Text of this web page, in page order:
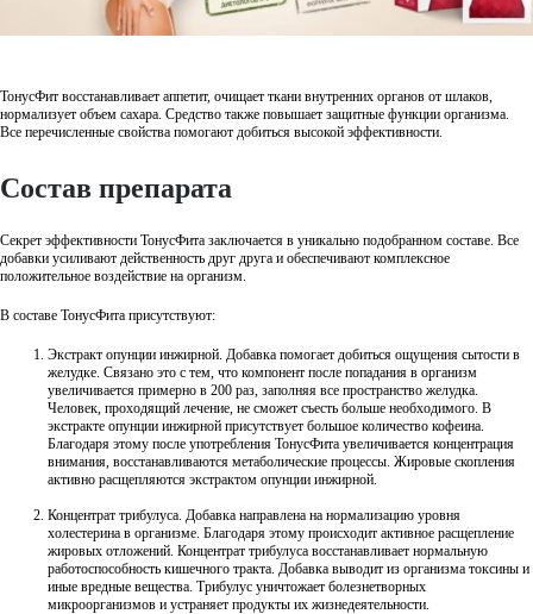
ТонусФит восстанавливает аппетит, очищает ткани внутренних органов от шлаков,
нормализует объем сахара. Средство также повышает защитные функции организма.
Все перечисленные свойства помогают добиться высокой эффективности.
Состав препарата
Секрет эффективности ТонусФита заключается в уникально подобранном составе. Все
добавки усиливают действенность друг друга и обеспечивают комплексное
положительное воздействие на организм.
В составе ТонусФита присутствуют:
Экстракт опунции инжирной. Добавка помогает добиться ощущения сытости в
желудке. Связано это с тем, что компонент после попадания в организм
увеличивается примерно в 200 раз, заполняя все пространство желудка.
Человек, проходящий лечение, не сможет съесть больше необходимого. В
экстракте опунции инжирной присутствует большое количество кофеина.
Благодаря этому после употребления ТонусФита увеличивается концентрация
внимания, восстанавливаются метаболические процессы. Жировые скопления
активно расщепляются экстрактом опунции инжирной.
Концентрат трибулуса. Добавка направлена на нормализацию уровня
холестерина в организме. Благодаря этому происходит активное расщепление
жировых отложений. Концентрат трибулуса восстанавливает нормальную
работоспособность кишечного тракта. Добавка выводит из организма токсины и
иные вредные вещества. Трибулус уничтожает болезнетворных
микроорганизмов и устраняет продукты их жизнедеятельности.